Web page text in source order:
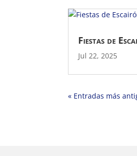
Fiestas de
Jul 22, 2025
« Entradas más